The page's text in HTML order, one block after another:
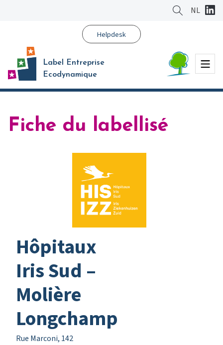
NL
Helpdesk
Label Entreprise
Ecodynamique
Menu
Fiche du labellisé
Hôpitaux
Iris Sud –
Molière
Longchamp
Rue Marconi, 142